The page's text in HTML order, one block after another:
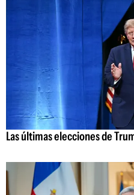
Las últimas elecciones de